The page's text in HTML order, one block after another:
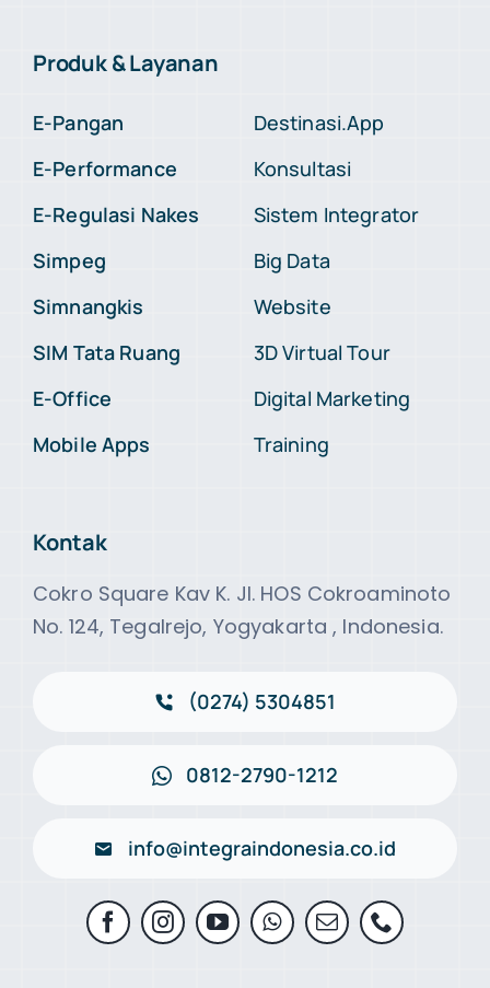
Produk & Layanan
E-Pangan
E-Performance
E-Regulasi Nakes
Simpeg
Simnangkis
SIM Tata Ruang
E-Office
Mobile Apps
Destinasi.App
Konsultasi
Sistem Integrator
Big Data
Website
3D Virtual Tour
Digital Marketing
Training
Kontak
Cokro Square Kav K. Jl. HOS Cokroaminoto
No. 124, Tegalrejo, Yogyakarta , Indonesia.
(0274) 5304851
0812-2790-1212
info@integraindonesia.co.id